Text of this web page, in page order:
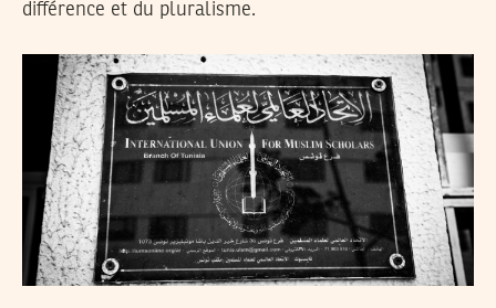
différence et du pluralisme.